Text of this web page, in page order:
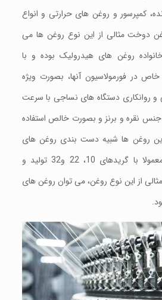
کمپرسور و روغن های حرارتی و انواع
دوخت مثالی از این نوع روغن ها می
روغن های هیدرولیک بوده و با
خاص در فورمولاسیون آنها، بصورت ویژه
روانکاری دستگاه های نساجی با سرعت
جنس نقره و برنز و بصورت خالص استفاده
روغن ها شبیه دست بندی روغن های
هیدرولیک می باشد و معمولا با گریدهای 10، 22 و32 تولید و
از این نوع روغن، می توان روغن های